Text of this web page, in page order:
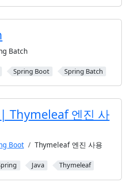
Batch
Spring Boot Spring Batch
Thymeleaf 엔진 사
Boot Thymeleaf 엔진 사용
Java Thymeleaf